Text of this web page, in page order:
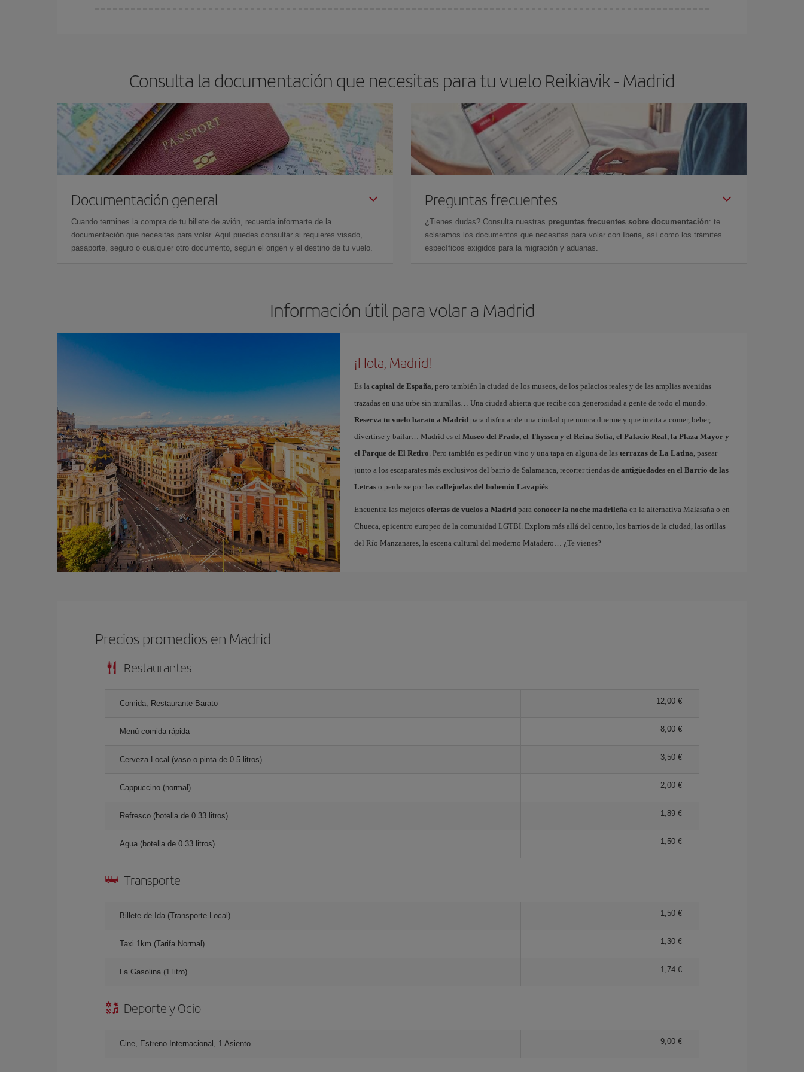
Consulta la documentación que necesitas para tu vuelo Reikiavik - Madrid
Documentación general
Cuando termines la compra de tu billete de avión, recuerda informarte de la
documentación que necesitas para volar. Aquí puedes consultar si requieres visado,
pasaporte, seguro o cualquier otro documento, según el origen y el destino de tu vuelo.
Preguntas frecuentes
¿Tienes dudas? Consulta nuestras preguntas frecuentes sobre documentación: te
aclaramos los documentos que necesitas para volar con Iberia, así como los trámites
específicos exigidos para la migración y aduanas.
Información útil para volar a Madrid
¡Hola, Madrid!
Es la capital de España, pero también la ciudad de los museos, de los palacios reales y de las amplias avenidas
trazadas en una urbe sin murallas… Una ciudad abierta que recibe con generosidad a gente de todo el mundo.
Reserva tu vuelo barato a Madridpara disfrutar de una ciudad que nunca duerme y que invita a comer, beber,
divertirse y bailar… Madrid es el Museo del Prado, el Thyssen y el Reina Sofía, el Palacio Real, la Plaza Mayor y
el Parque de El Retiro. Pero también es pedir un vino y una tapa en alguna de las terrazas de La Latina, pasear
junto a los escaparates más exclusivos del barrio de Salamanca, recorrer tiendas de antigüedades en el Barrio de las
Letraso perderse por las callejuelas del bohemio Lavapiés.
Encuentra las mejores ofertas de vuelos a Madridpara conocer la noche madrileña en la alternativa Malasaña o en
Chueca, epicentro europeo de la comunidad LGTBI. Explora más allá del centro, los barrios de la ciudad, las orillas
del Río Manzanares, la escena cultural del moderno Matadero… ¿Te vienes?
Precios promedios en Madrid
Restaurantes
Comida, Restaurante Barato 12,00 €
Menú comida rápida 8,00 €
Cerveza Local (vaso o pinta de 0.5 litros) 3,50 €
Cappuccino (normal) 2,00 €
Refresco (botella de 0.33 litros) 1,89 €
Agua (botella de 0.33 litros) 1,50 €
Transporte
Billete de Ida (Transporte Local) 1,50 €
Taxi 1km (Tarifa Normal) 1,30 €
La Gasolina (1 litro) 1,74 €
Deporte y Ocio
Cine, Estreno Internacional, 1 Asiento 9,00 €